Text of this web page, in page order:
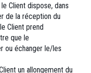
Client dispose, dans
de la réception du
Client prend
que le
ou échanger le/les
un allongement du